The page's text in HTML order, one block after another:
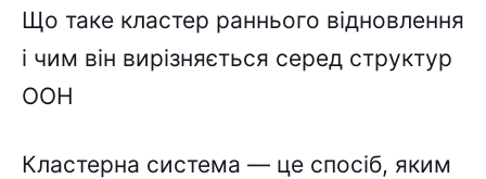
Що таке кластер раннього відновлення
і чим він вирізняється серед структур
ООН
Кластерна система — це спосіб, яким